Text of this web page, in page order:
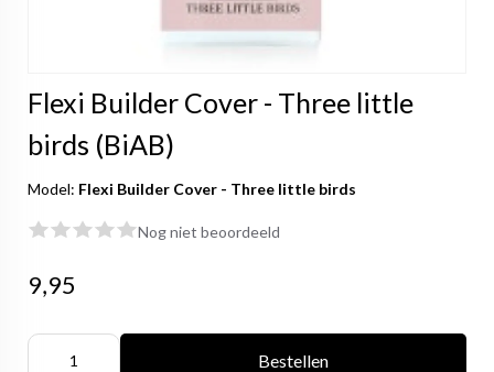
Flexi Builder Cover - Three little
birds (BiAB)
Model: Flexi Builder Cover - Three little birds
Nog niet beoordeeld
9,95
Bestellen